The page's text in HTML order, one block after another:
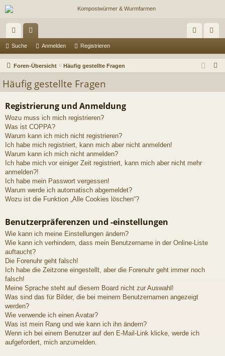
ch
ne
ug
riff
en m
de
ist
re
Suche Anmelden Registrieren
Foren-Übersicht Häufig gestellte Fragen
Häufig gestellte Fragen
Registrierung und Anmeldung
Wozu muss ich mich registrieren?
Was ist COPPA?
Warum kann ich mich nicht registrieren?
Ich habe mich registriert, kann mich aber nicht anmelden!
Warum kann ich mich nicht anmelden?
Ich habe mich vor einiger Zeit registriert, kann mich aber nicht mehr
anmelden?!
Ich habe mein Passwort vergessen!
Warum werde ich automatisch abgemeldet?
Wozu ist die Funktion „Alle Cookies löschen“?
Benutzerpräferenzen und -einstellungen
Wie kann ich meine Einstellungen ändern?
Wie kann ich verhindern, dass mein Benutzername in der Online-Liste
auftaucht?
Die Forenuhr geht falsch!
Ich habe die Zeitzone eingestellt, aber die Forenuhr geht immer noch
falsch!
Meine Sprache steht auf diesem Board nicht zur Auswahl!
Was sind das für Bilder, die bei meinem Benutzernamen angezeigt
werden?
Wie verwende ich einen Avatar?
Was ist mein Rang und wie kann ich ihn ändern?
Wenn ich bei einem Benutzer auf den E-Mail-Link klicke, werde ich
aufgefordert, mich anzumelden.